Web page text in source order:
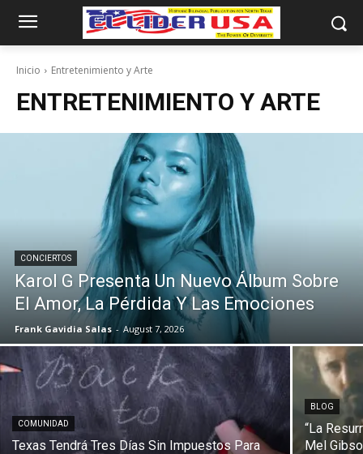
Inicio Entretenimiento y Arte
ENTRETENIMIENTO Y ARTE
CONCIERTOS
Karol G Presenta Un Nuevo Álbum Sobre
El Amor, La Pérdida Y Las Emociones
Frank Gavidia Salas - August 7, 2026
COMUNIDAD
Texas Tendrá Tres Días Sin Impuestos Para
BLOG
“La
Mel